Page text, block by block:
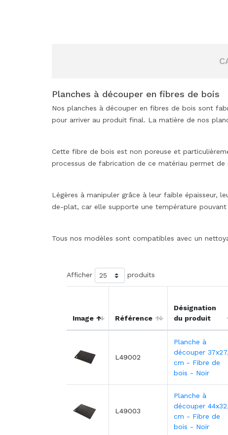
Planches à découper en fibres de bois
Nos planches à découper en fibres de bois sont
pour arriver au produit final. La matière de nos
Cette fibre de bois est non poreuse et
processus de fabrication de ce matériau permet de
Légères à manipuler grâce à leur faible épaisseur,
de-plat, car elle supporte une température
Tous nos modèles sont compatibles avec un
Afficher produits
Image Référence
Désignation
du produit
L49002
Planche à
découper
cm - Fibre de
bois - Noir
L49003
Planche à
découper
cm - Fibre de
bois - Noir